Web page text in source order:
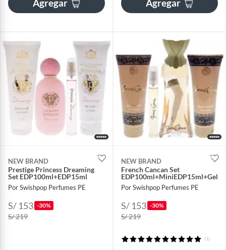
Agregar Agregar
NEW BRAND
Prestige Princess Dreaming
Set EDP100ml+EDP15ml
Por Swishpop Perfumes PE
S/ 153 -30%
S/ 219
NEW BRAND
French Cancan Set
Por Swishpop Perfumes PE
S/ 153 -30%
S/ 219
(1)